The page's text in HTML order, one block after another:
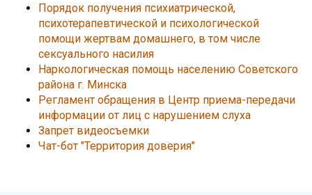
Порядок получения психиатрической,
психотерапевтической и психологической
помощи жертвам домашнего, в том числе
сексуального насилия
Наркологическая помощь населению Советского
района г. Минска
Регламент обращения в Центр приема-передачи
информации от лиц с нарушением слуха
Запрет видеосъемки
Чат-бот "Территория доверия"